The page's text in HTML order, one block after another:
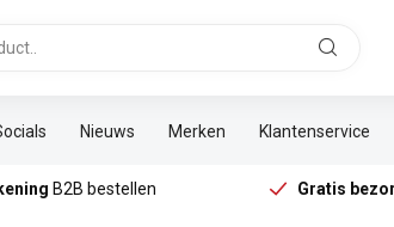
Nieuws Merken Klantenservice
B2B bestellen Gratis